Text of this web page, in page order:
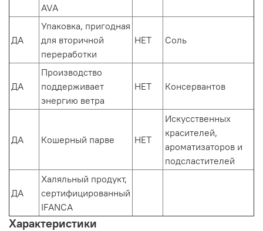
AVA
ДА
Упаковка, пригодная
для вторичной
переработки
НЕТ Соль
ДА
Производство
поддерживает
энергию ветра
НЕТ Консервантов
ДА Кошерный парве НЕТ
Искусственных
красителей,
ароматизаторов и
подсластителей
ДА
Халяльный продукт,
сертифицированный
IFANCA
Характеристики